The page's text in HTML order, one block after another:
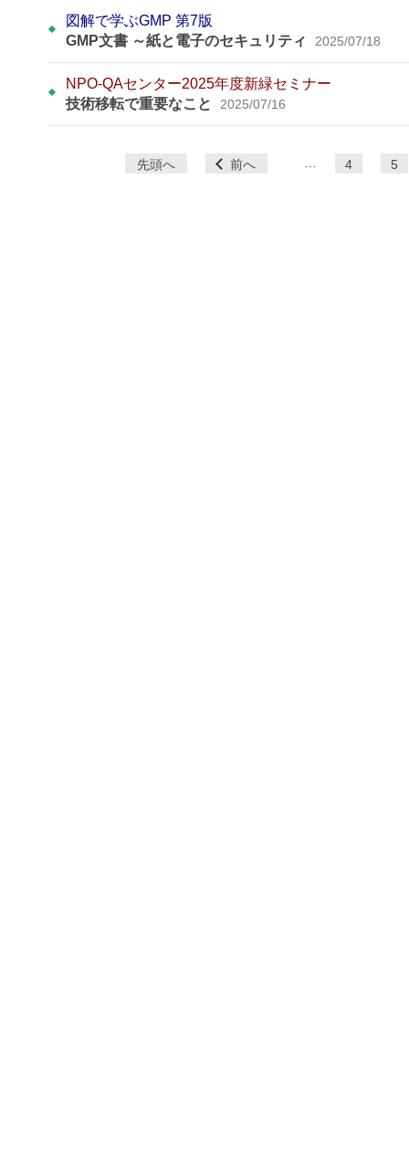
図解で学ぶGMP 第7版
GMP文書 ～紙と電子のセキュリティ
2025/07/18
NPO-QAセンター2025年度新緑セミナー
技術移転で重要なこと
2025/07/16
先頭へ 前へ 4 5